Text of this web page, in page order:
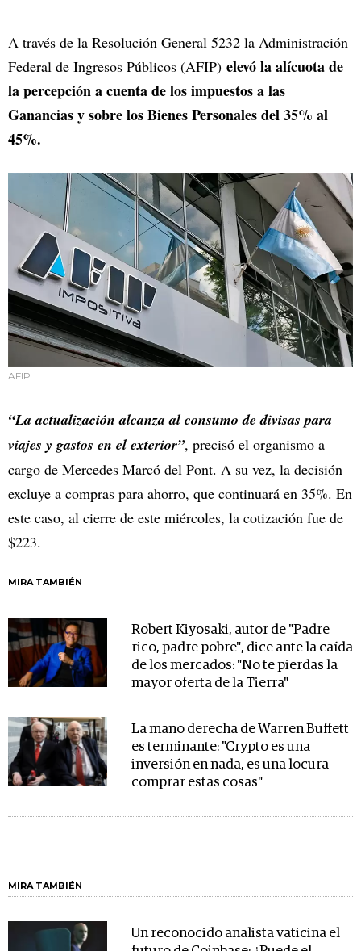
A través de la Resolución General 5232 la Administración
Federal de Ingresos Públicos (AFIP) elevó la alícuota de
la percepción a cuenta de los impuestos a las
Ganancias y sobre los Bienes Personales del 35% al
45%.
AFIP
“La actualización alcanza al consumo de divisas para
viajes y gastos en el exterior”, precisó el organismo a
cargo de Mercedes Marcó del Pont. A su vez, la decisión
excluye a compras para ahorro, que continuará en 35%. En
este caso, al cierre de este miércoles, la cotización fue de
$223.
MIRA TAMBIÉN
Robert Kiyosaki, autor de "Padre
rico, padre pobre", dice ante la caída
de los mercados: "No te pierdas la
mayor oferta de la Tierra"
La mano derecha de Warren Buffett
es terminante: "Crypto es una
inversión en nada, es una locura
comprar estas cosas"
MIRA TAMBIÉN
Un reconocido analista vaticina el